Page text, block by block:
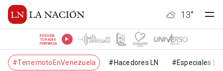
13°
ESCUCHÁ
TU RADIO
PREFERIDA
#TerremotoEnVenezuela #Hacedores LN #Especiales LN